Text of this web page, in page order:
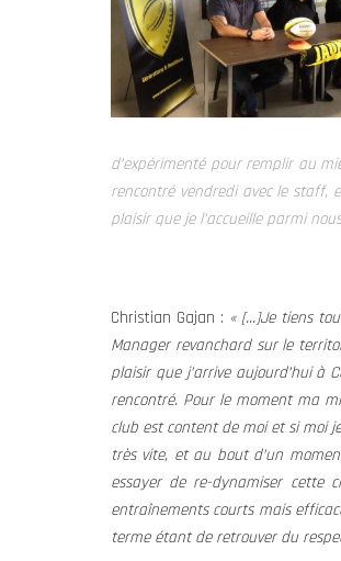
d’expérimenté pour remplir au
rencontré vendredi avec le staff,
plaisir que je l’accueille parmi
Christian Gajan : « […]Je tiens
Manager revanchard sur le
plaisir que j’arrive aujourd’hui à
rencontré. Pour le moment ma
club est content de moi et si moi
très vite, et au bout d’un
essayer de re-dynamiser cette
entraînements courts mais
terme étant de retrouver du